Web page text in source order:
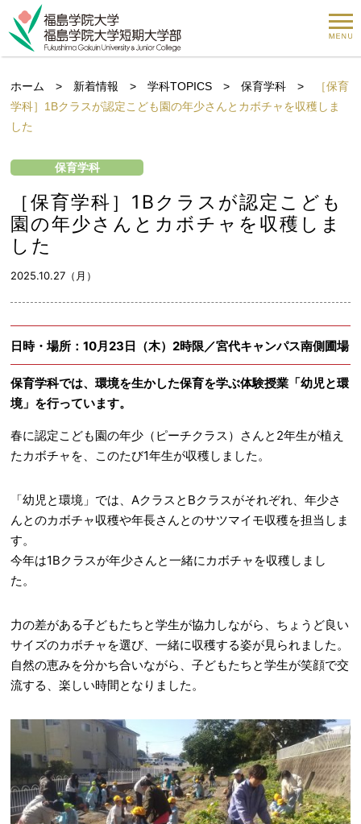
ホーム > 新着情報 >学科TOPICS >保育学科 >
［保育
学科］1Bクラスが認定こども園の年少さんとカボチャを収穫しま
した
保育学科
［保育学科］1Bクラスが認定こども
園の年少さんとカボチャを収穫しま
した
2025.10.27（月）
日時・場所 ：10月23日（木）2時限／宮代キャンパス南側圃場
保育学科では、環境を生かした保育を学ぶ体験授業「幼児と環
境」を行っています。
春に認定こども園の年少（ピーチクラス）さんと2年生が植え
たカボチャを、このたび1年生が収穫しました。
「幼児と環境」では、AクラスとBクラスがそれぞれ、年少さ
んとのカボチャ収穫や年長さんとのサツマイモ収穫を担当しま
す。
今年は1Bクラスが年少さんと一緒にカボチャを収穫しまし
た。
力の差がある子どもたちと学生が協力しながら、ちょうど良い
サイズのカボチャを選び、一緒に収穫する姿が見られました。
自然の恵みを分かち合いながら、子どもたちと学生が笑顔で交
流する、楽しい時間となりました。